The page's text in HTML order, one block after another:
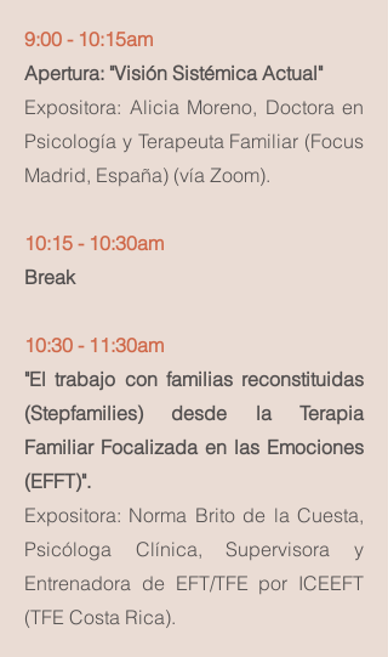
9:00 - 10:15am
Apertura: "Visión Sistémica Actual"
Expositora: Alicia Moreno, Doctora en
Psicología y Terapeuta Familiar (Focus
Madrid, España) (vía Zoom).
10:15 - 10:30am
Break
10:30 - 11:30am
"El trabajo con familias reconstituidas
(Stepfamilies) desde la Terapia
Familiar Focalizada en las Emociones
(EFFT)".
Expositora: Norma Brito de la Cuesta,
Psicóloga Clínica, Supervisora y
Entrenadora de EFT/TFE por ICEEFT
(TFE Costa Rica).